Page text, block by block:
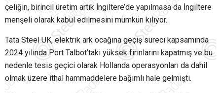
çeliğin, birincil üretim artık İngiltere’de yapılmasa da İngiltere
menşeli olarak kabul edilmesini mümkün kılıyor.
Tata Steel UK, elektrik ark ocağına geçiş süreci kapsamında
2024 yılında Port Talbot’taki yüksek fırınlarını kapatmış ve bu
nedenle tesis geçici olarak Hollanda operasyonları da dahil
olmak üzere ithal hammaddelere bağımlı hale gelmişti.